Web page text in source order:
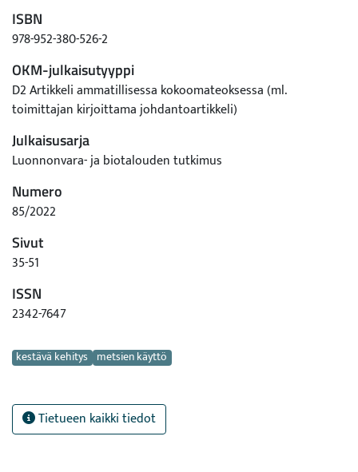
ISBN
978-952-380-526-2
OKM-julkaisutyyppi
D2 Artikkeli ammatillisessa kokoomateoksessa (ml.
toimittajan kirjoittama johdantoartikkeli)
Julkaisusarja
Luonnonvara- ja biotalouden tutkimus
Numero
85/2022
Sivut
35-51
ISSN
2342-7647
Avainsanat
kestävä kehitys metsien käyttö
Tietueen kaikki tiedot